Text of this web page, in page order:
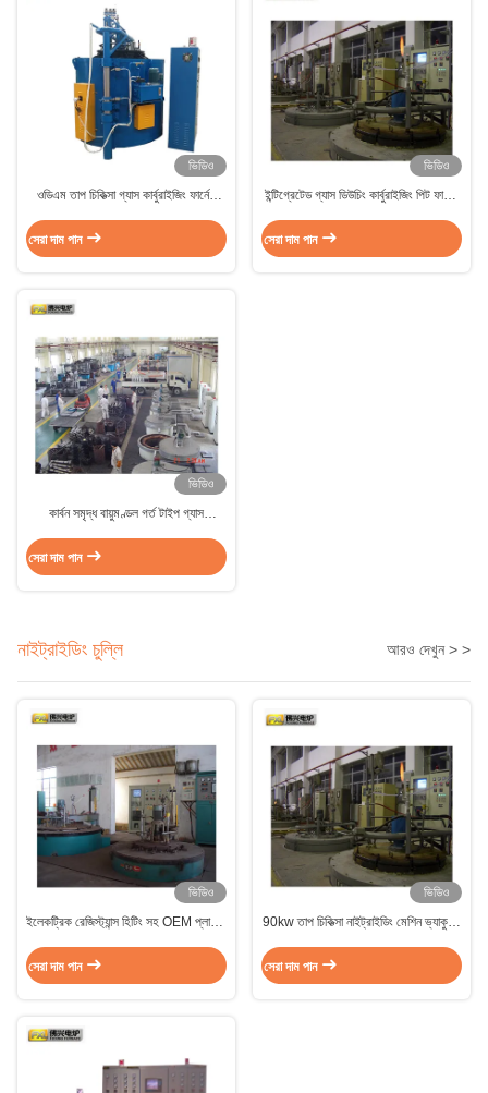
ভিডিও
ওডিএম তাপ চিকিত্সা গ্যাস কার্বুরাইজিং ফার্নেস
সেরা দাম পান
ভিডিও
ইন্টিগ্রেটেড গ্যাস ডিউচিং কার্বুরাইজিং পিট ফার্নেস
সেরা দাম পান
ভিডিও
কার্বন সমৃদ্ধ বায়ুমণ্ডল গর্ত টাইপ গ্যাস
সেরা দাম পান
নাইট্রাইডিং চুল্লি আরও দেখুন > >
ভিডিও
ইলেকট্রিক রেজিস্ট্যান্স হিটিং সহ OEM প্লাজমা
সেরা দাম পান
ভিডিও
90kw তাপ চিকিত্সা নাইট্রাইডিং মেশিন ভ্যাকুয়াম
সেরা দাম পান